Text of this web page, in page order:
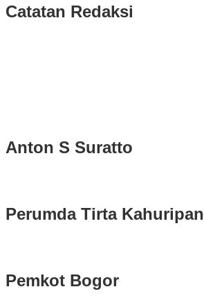
Catatan Redaksi
Anton S Suratto
Perumda Tirta Kahuripan
Pemkot Bogor